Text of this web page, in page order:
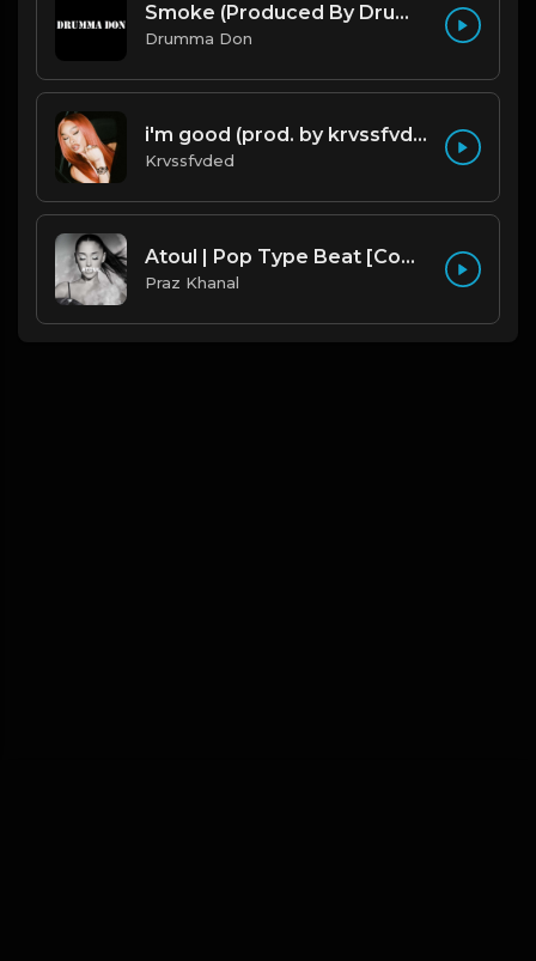
Smoke (Produced By Drumma Don x Beto)
Drumma Don
i'm good (prod. by krvssfvded) 130bpm
Krvssfvded
Atoul | Pop Type Beat [Copyright Free Music]
Praz Khanal